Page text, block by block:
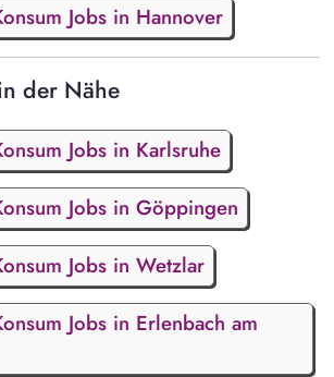
Jobs in Hannover
der Nähe
Jobs in Karlsruhe
Jobs in Göppingen
Jobs in Wetzlar
Jobs in Erlenbach am